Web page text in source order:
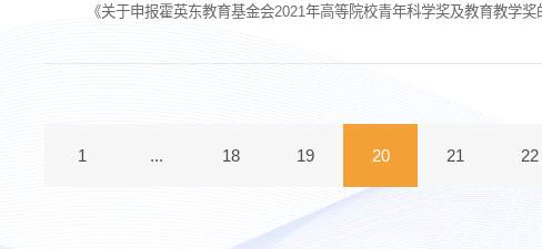
《关于申报霍英东教育基金会2021年高等院校青年科学奖及教育教学
1 ... 18 19 20 21 22